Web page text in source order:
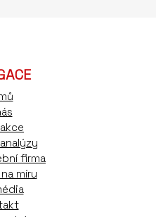
firma
míru